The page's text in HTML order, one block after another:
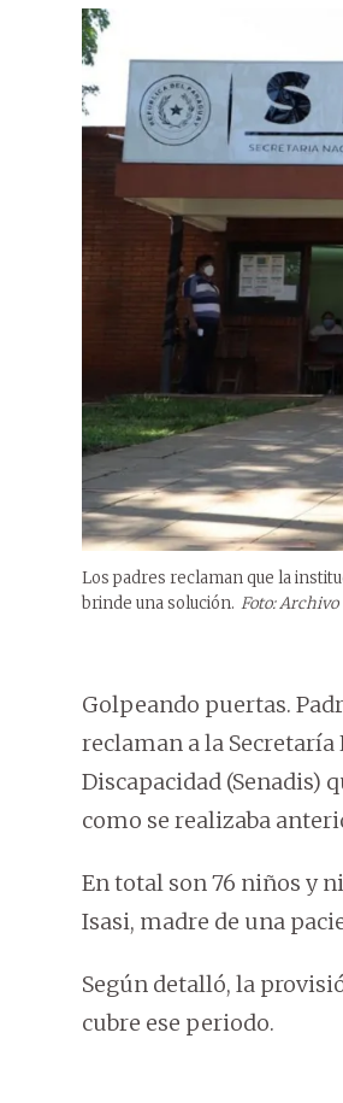
Los padres reclaman que la
brinde una solución. Foto: Archivo
Golpeando puertas.
reclaman a la
Discapacidad (Senadis)
como se realizaba
En total son 76 niños y
Isasi, madre de una
Según detalló, la
cubre ese periodo.